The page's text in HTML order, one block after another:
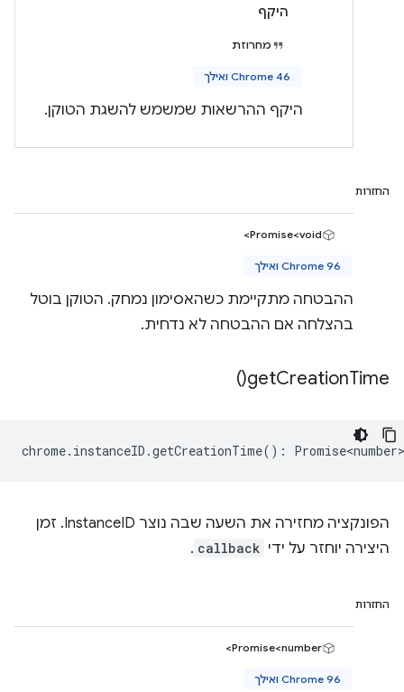
היקף
מחרוזת
Chrome 46 ואילך
היקף ההרשאות שמשמש להשגת הטוקן.
החזרות
Promise<void>
Chrome 96 ואילך
ההבטחה מתקיימת כשהאסימון נמחק. הטוקן בוטל
בהצלחה אם ההבטחה לא נדחית.
getCreationTime(
)
chrome. instanceID .getCreationTime() : Promise<number>
הפונקציה מחזירה את השעה שבה נוצר InstanceID. זמן
היצירה יוחזר על ידי callback
.
החזרות
Promise<number>
Chrome 96 ואילך